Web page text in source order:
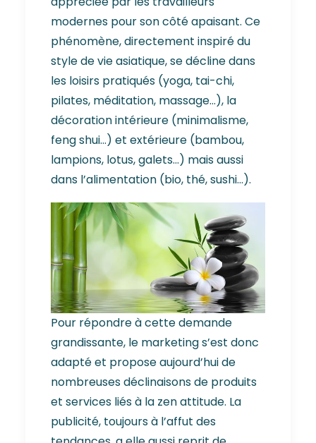
modernes pour son côté apaisant. Ce
phénomène, directement inspiré du
style de vie asiatique, se décline dans
les loisirs pratiqués (yoga, tai-chi,
pilates, méditation, massage…), la
décoration intérieure (minimalisme,
feng shui…) et extérieure (bambou,
lampions, lotus, galets…) mais aussi
dans l’alimentation (bio, thé, sushi…).
Pour répondre à cette demande
grandissante, le marketing s’est donc
adapté et propose aujourd’hui de
nombreuses déclinaisons de produits
et services liés à la zen attitude. La
publicité, toujours à l’affut des